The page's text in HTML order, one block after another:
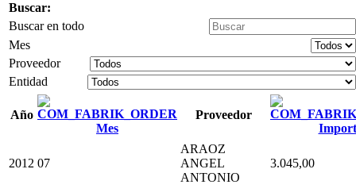
Buscar:
Buscar en todo
Mes
Proveedor
Entidad
Año
Mes
Proveedor
2012 07
ARAOZ
ANGEL
ANTONIO
3.045,00